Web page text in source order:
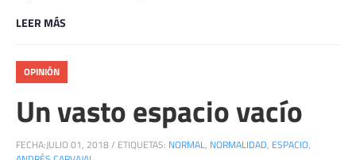
LEER MÁS
OPINIÓN
Un vasto espacio vacío
FECHA:JULIO 01, 2018/ ETIQUETAS: NORMAL, NORMALIDAD, ESPACIO,